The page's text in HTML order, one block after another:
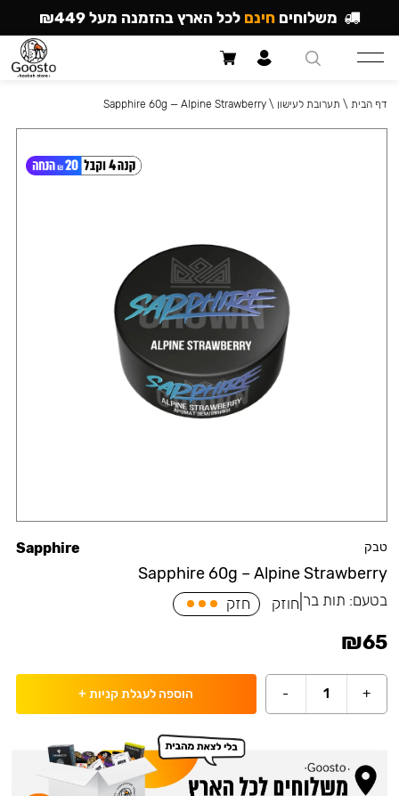
טבק
Sapphire 60g – Alpine Strawberry
Sapphire
בטעם: תות בר חוזק חזק
₪65
+
1
- הוספה לעגלת קניות +
דף הבית \ תערובת לעישון \
Sapphire 60g — Alpine Strawberry
משלוחים חינם לכל הארץ בהזמנה מעל ₪449